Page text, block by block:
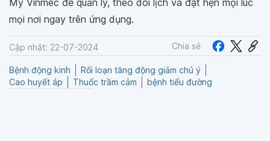
My Vinmec để quản lý, theo dõi lịch và đặt hẹn mọi lúc
mọi nơi ngay trên ứng dụng.
Cập nhật: 22-07-2024 Chia sẻ
Bệnh động kinh
Rối loạn tăng động giảm chú ý
Cao huyết áp
Thuốc trầm cảm bệnh tiểu đường